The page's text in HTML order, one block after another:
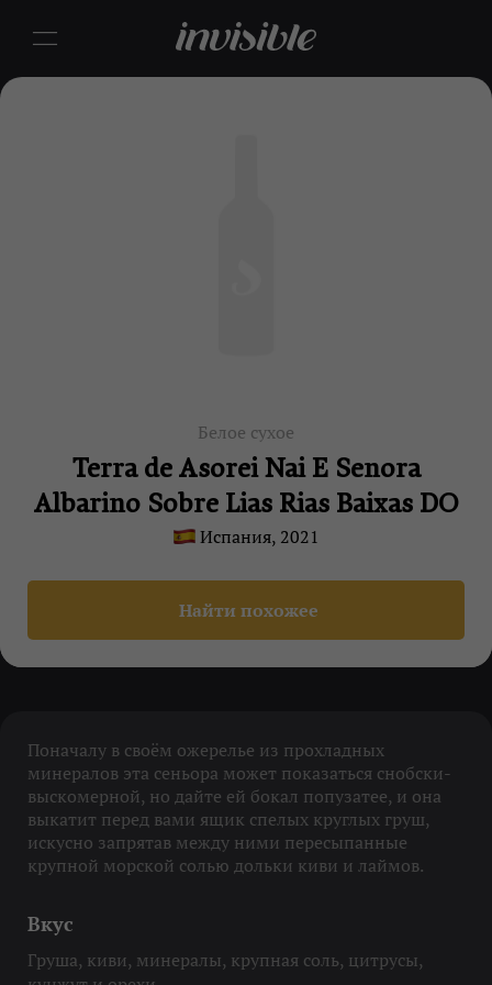
Белое сухое
Terra de Asorei Nai E Senora
Albarino Sobre Lias Rias Baixas DO
Испания, 2021
Найти похожее
Поначалу в своём ожерелье из прохладных
минералов эта сеньора может показаться снобски-
выскомерной, но дайте ей бокал попузатее, и она
выкатит перед вами ящик спелых круглых груш,
искусно запрятав между ними пересыпанные
крупной морской солью дольки киви и лаймов.
Вкус
Груша, киви, минералы, крупная соль, цитрусы,